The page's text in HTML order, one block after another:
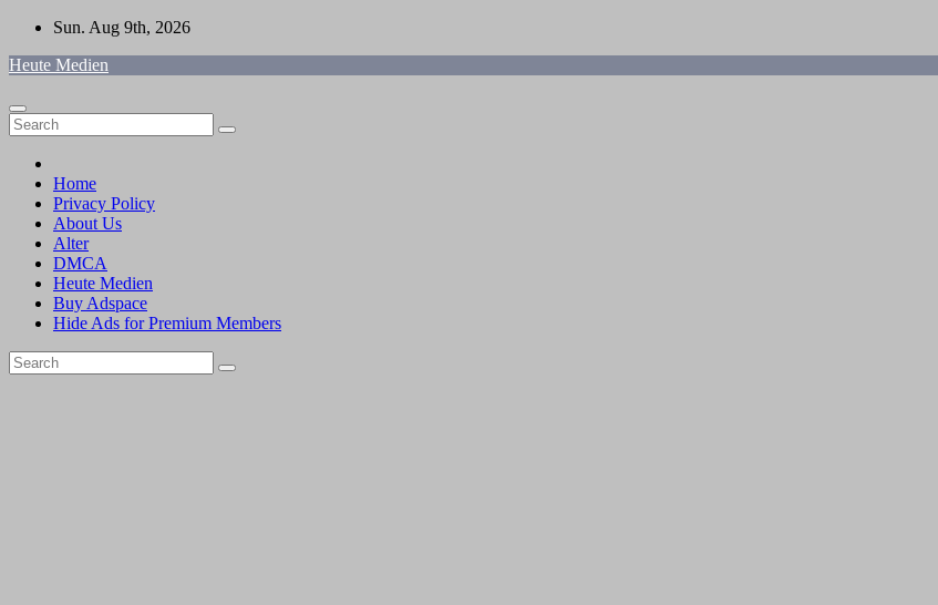
Skip
content
Sun. Aug 9th, 2026
Heute Medien
Home
Privacy Policy
About Us
Alter
DMCA
Heute Medien
Buy Adspace
Hide Ads for Premium Members